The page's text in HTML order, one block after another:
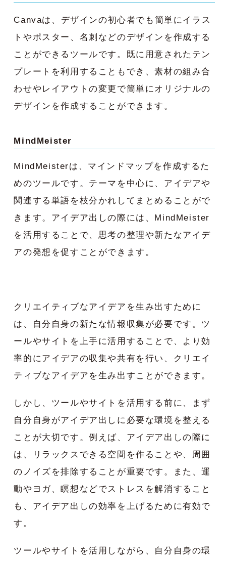
Canvaは、デザインの初心者でも簡単にイラス
トやポスター、名刺などのデザインを作成する
ことができるツールです。既に用意されたテン
プレートを利用することもでき、素材の組み合
わせやレイアウトの変更で簡単にオリジナルの
デザインを作成することができます。
MindMeister
MindMeisterは、マインドマップを作成するた
めのツールです。テーマを中心に、アイデアや
関連する単語を枝分かれしてまとめることがで
きます。アイデア出しの際には、MindMeister
を活用することで、思考の整理や新たなアイデ
アの発想を促すことができます。
クリエイティブなアイデアを生み出すために
は、
自分自身の新たな情報収集が必要です。ツ
ールやサイトを上手に活用することで、より効
率的にアイデアの収集や共有を行い、クリエイ
ティブなアイデアを生み出すことができます。
しかし、ツールやサイトを活用する前に、まず
自分自身がアイデア出しに必要な環境を整える
ことが大切です。例えば、アイデア出しの際に
は、リラックスできる空間を作ることや、周囲
のノイズを排除することが重要です。また、運
動やヨガ、瞑想などでストレスを解消すること
も、アイデア出しの効率を上げるために有効で
す。
ツールやサイトを活用しながら、自分自身の環